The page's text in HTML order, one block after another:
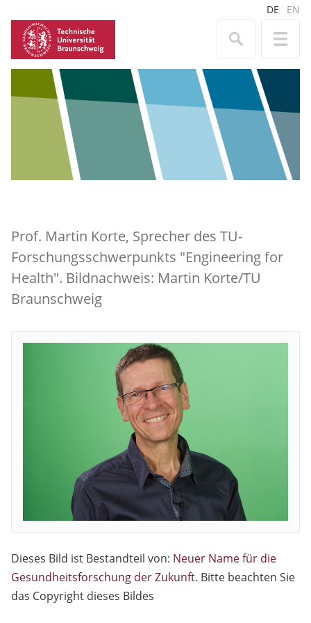
DE EN
Prof. Martin Korte, Sprecher des TU-
Forschungsschwerpunkts "Engineering for
Health". Bildnachweis: Martin Korte/TU
Braunschweig
Dieses Bild ist Bestandteil von: Neuer Name für die
Gesundheitsforschung der Zukunft. Bitte beachten Sie
das Copyright dieses Bildes